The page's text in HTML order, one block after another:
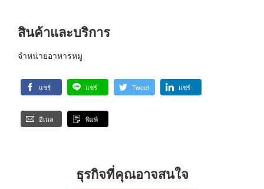
สินค้าและบริการ
จำหน่ายอาหารหมู
แชร์ แชร์ Tweet แชร์
อีเมล พิมพ์
ธุรกิจที่คุณอาจสนใจ